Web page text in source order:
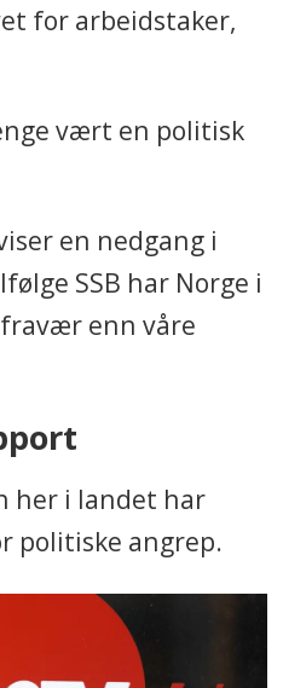
for arbeidstaker,
vært en politisk
en nedgang i
SSB har Norge i
enn våre
her i landet har
politiske angrep.